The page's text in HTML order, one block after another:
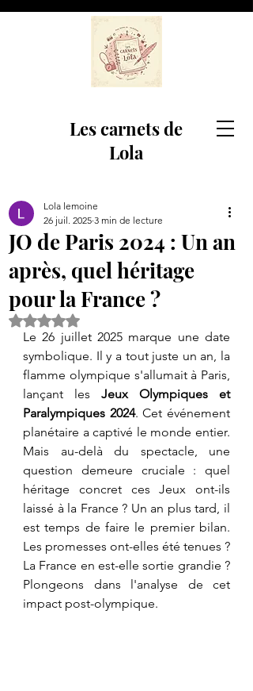
Les carnets de
Lola
JO de Paris 2024 : Un an
après, quel héritage
pour la France ?
Lola lemoine
26 juil. 2025 3 min de lecture
Noté NaN étoiles sur 5.
Le 26 juillet 2025 marque une date
symbolique. Il y a tout juste un an, la
flamme olympique s'allumait à Paris,
lançant les Jeux Olympiques et
Paralympiques 2024. Cet événement
planétaire a captivé le monde entier.
Mais au-delà du spectacle, une
question demeure cruciale : quel
héritage concret ces Jeux ont-ils
laissé à la France ? Un an plus tard, il
est temps de faire le premier bilan.
Les promesses ont-elles été tenues ?
La France en est-elle sortie grandie ?
Plongeons dans l'analyse de cet
impact post-olympique.